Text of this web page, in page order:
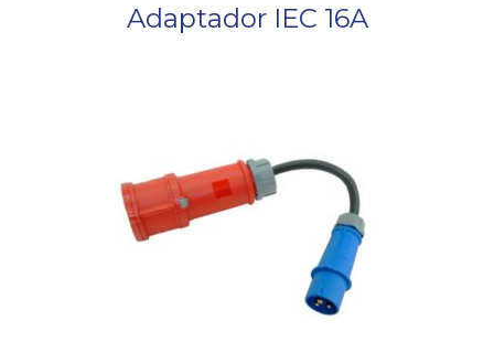
Adaptador IEC 16A